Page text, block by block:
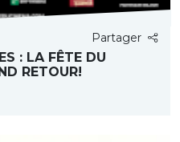
Partager
: LA FÊTE DU
RETOUR!